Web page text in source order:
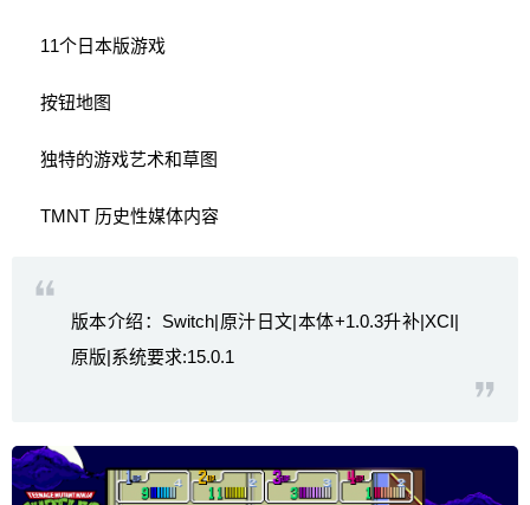
11个日本版游戏
按钮地图
独特的游戏艺术和草图
TMNT 历史性媒体内容
版本介绍：Switch|原汁日文|本体+1.0.3升补|XCI|
原版|系统要求:15.0.1